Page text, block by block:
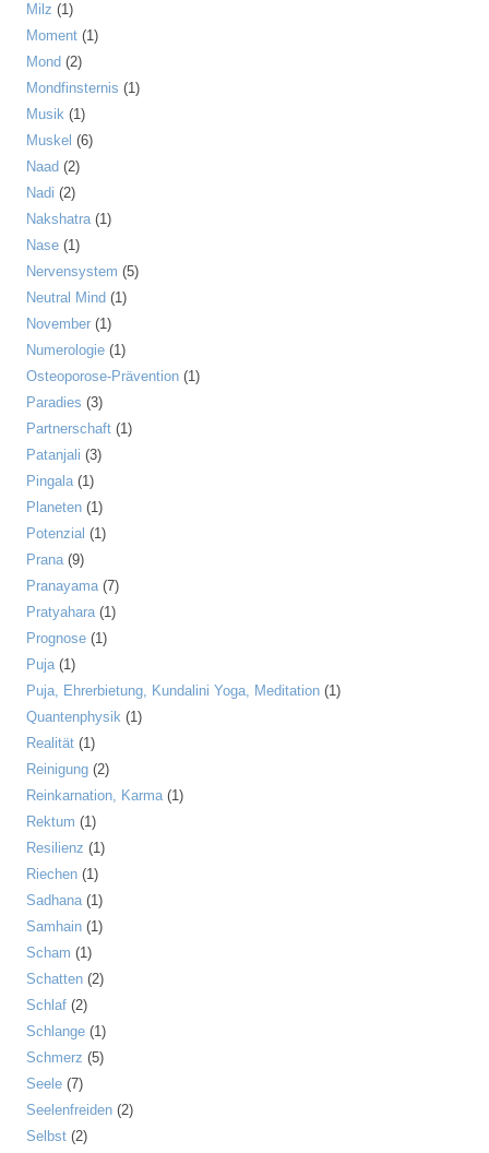
Milz (1)
Moment (1)
Mond (2)
Mondfinsternis (1)
Musik (1)
Muskel (6)
Naad (2)
Nadi (2)
Nakshatra(1)
Nase (1)
Nervensystem (5)
Neutral Mind (1)
November (1)
Numerologie (1)
Osteoporose-Prävention (1)
Paradies (3)
Partnerschaft (1)
Patanjali (3)
Pingala(1)
Planeten (1)
Potenzial (1)
Prana(9)
Pranayama(7)
Pratyahara(1)
Prognose (1)
Puja(1)
Puja, Ehrerbietung, Kundalini Yoga, Meditation (1)
Quantenphysik (1)
Realität (1)
Reinigung (2)
Reinkarnation, Karma(1)
Rektum (1)
Resilienz (1)
Riechen (1)
Sadhana(1)
Samhain (1)
Scham (1)
Schatten (2)
Schlaf (2)
Schlange (1)
Schmerz (5)
Seele (7)
Seelenfreiden (2)
Selbst (2)